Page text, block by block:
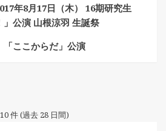
年8月17日（木） 16期研究生
」公演 山根涼羽 生誕祭
「ここからだ」公演
件 (過去 28 日間)